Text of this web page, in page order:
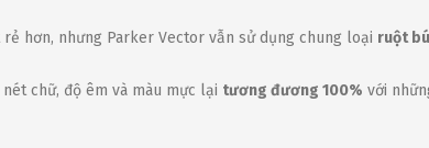
hơn, nhưng Parker Vector vẫn sử dụng chung loại ruột
chữ, độ êm và màu mực lại tương đương 100% với